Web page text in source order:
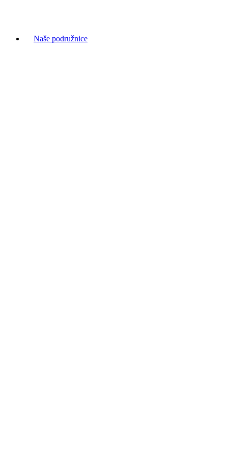
Naše podružnice